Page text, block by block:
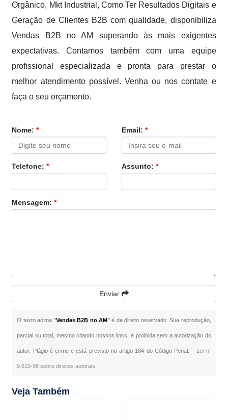
Orgânico, Mkt Industrial, Como Ter Resultados Digitais e
Geração de Clientes B2B com qualidade, disponibiliza
Vendas B2B no AM superando às mais exigentes
expectativas. Contamos também com uma equipe
profissional especializada e pronta para prestar o
melhor atendimento possível. Venha ou nos contate e
faça o seu orçamento.
Nome:* Email: *
Telefone:* Assunto: *
Mensagem:*
Enviar
O texto acima "Vendas B2B no AM" é de direito reservado. Sua reprodução,
parcial ou total, mesmo citando nossos links, é proibida sem a autorização do
autor. Plágio é crime e está previsto no artigo 184 do Código Penal. – Lei n°
9.610-98 sobre direitos autorais
Veja Também